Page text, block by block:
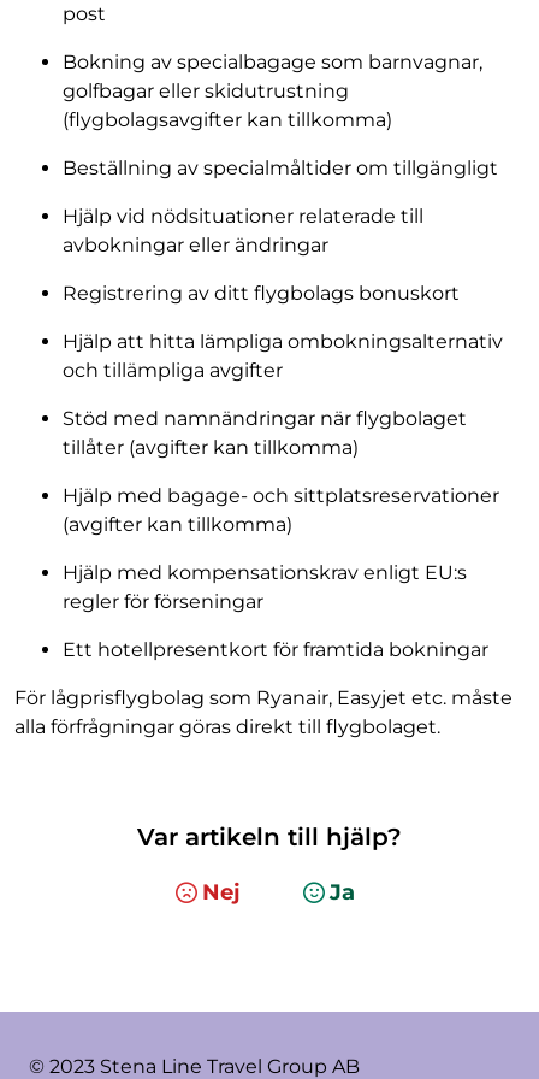
post
Bokning av specialbagage som barnvagnar,
golfbagar eller skidutrustning
(flygbolagsavgifter kan tillkomma)
Beställning av specialmåltider om tillgängligt
Hjälp vid nödsituationer relaterade till
avbokningar eller ändringar
Registrering av ditt flygbolags bonuskort
Hjälp att hitta lämpliga ombokningsalternativ
och tillämpliga avgifter
Stöd med namnändringar när flygbolaget
tillåter (avgifter kan tillkomma)
Hjälp med bagage- och sittplatsreservationer
(avgifter kan tillkomma)
Hjälp med kompensationskrav enligt EU:s
regler för förseningar
Ett hotellpresentkort för framtida bokningar
För lågprisflygbolag som Ryanair, Easyjet etc. måste
alla förfrågningar göras direkt till flygbolaget.
Var artikeln till hjälp?
Nej Ja
© 2023 Stena Line Travel Group AB